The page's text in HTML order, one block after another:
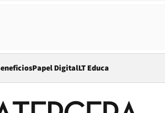
Papel DigitalOpens in new window
LT Educa